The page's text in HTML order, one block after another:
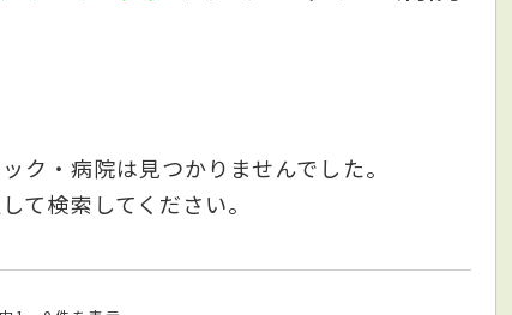
ク・病院は見つかりませんでした。
て検索してください。